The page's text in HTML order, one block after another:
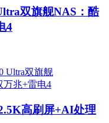
双旗舰NAS：酷
4
高刷屏+AI处理